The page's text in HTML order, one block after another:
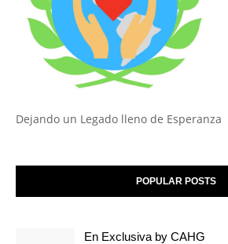
Dejando un Legado lleno de Esperanza
POPULAR POSTS
En Exclusiva by CAHG